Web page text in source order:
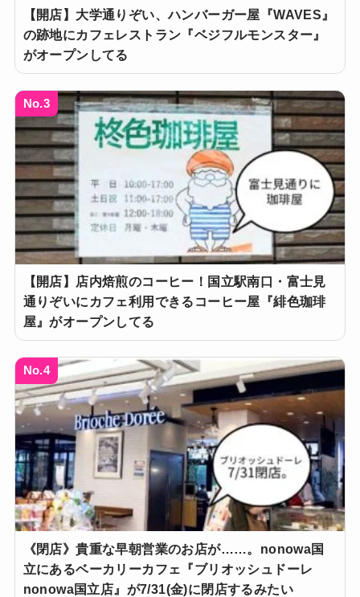
【開店】大学通りぞい、ハンバーガー屋『WAVES』
の跡地にカフェレストラン『ベジフルモンスター』
がオープンしてる
No.3
【開店】店内焙煎のコーヒー！国立駅南口・富士見
通りぞいにカフェ利用できるコーヒー屋『緋色珈琲
屋』がオープンしてる
No.4
《閉店》貴重な早朝営業のお店が……。nonowa国
立にあるベーカリーカフェ『ブリオッシュドーレ
nonowa国立店』が7/31(金)に閉店するみたい